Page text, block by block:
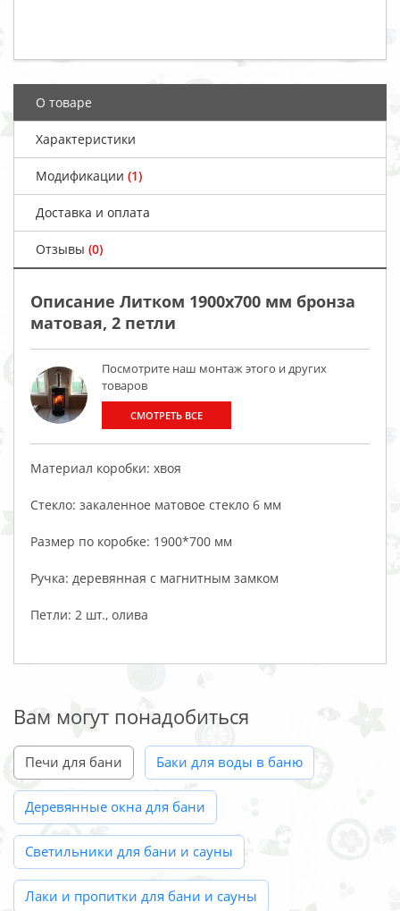
О товаре
Характеристики
Модификации (1)
Доставка и оплата
Отзывы (0)
Описание Литком 1900х700 мм бронза
матовая, 2 петли
Посмотрите наш монтаж этого и других
товаров
СМОТРЕТЬ ВСЕ
Материал коробки: хвоя
Стекло: закаленное матовое стекло 6 мм
Размер по коробке: 1900*700 мм
Ручка: деревянная с магнитным замком
Петли: 2 шт., олива
Вам могут понадобиться
Печи для бани Баки для воды в баню
Деревянные окна для бани
Светильники для бани и сауны
Лаки и пропитки для бани и сауны